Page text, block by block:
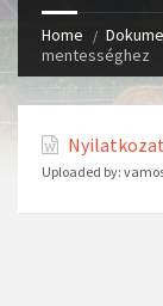
Home
mentességhez
Uploaded by: